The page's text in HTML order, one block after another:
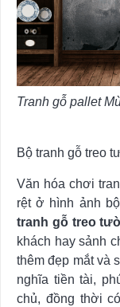
Tranh gỗ pallet
Bộ tranh gỗ treo
Văn hóa chơi
rệt ở hình ảnh bộ
tranh gỗ treo
khách hay sảnh
thêm đẹp mắt và
nghĩa tiền tài,
chủ, đồng thời